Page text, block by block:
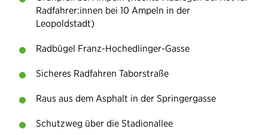
Radfahrer:innen bei 10 Ampeln in der
Leopoldstadt)
Radbügel Franz-Hochedlinger-Gasse
Sicheres Radfahren Taborstraße
Raus aus dem Asphalt in der Springergasse
Schutzweg über die Stadionallee